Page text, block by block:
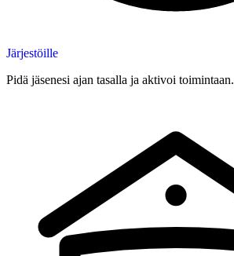
Järjestöille
Pidä jäsenesi ajan tasalla ja aktivoi toimintaan.